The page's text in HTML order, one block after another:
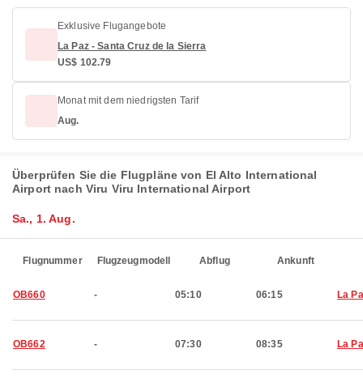
Exklusive Flugangebote
La Paz - Santa Cruz de la Sierra
US$ 102.79
Monat mit dem niedrigsten Tarif
Aug.
Überprüfen Sie die Flugpläne von El Alto International
Airport nach Viru Viru International Airport
Sa., 1. Aug.
Flugnummer Flugzeugmodell Abflug Ankunft
OB660 - 05:10 06:15 La
OB662 - 07:30 08:35 La